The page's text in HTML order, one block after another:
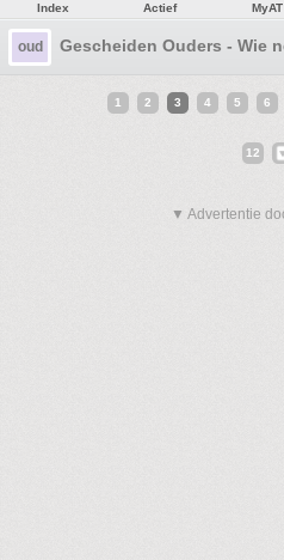
Index Actief MyAT
oud Gescheiden Ouders - Wie
1 2 3 4 5 6
12
▼ Advertentie